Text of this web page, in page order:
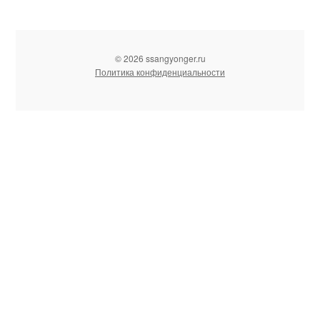
© 2026 ssangyonger.ru
Политика конфиденциальности